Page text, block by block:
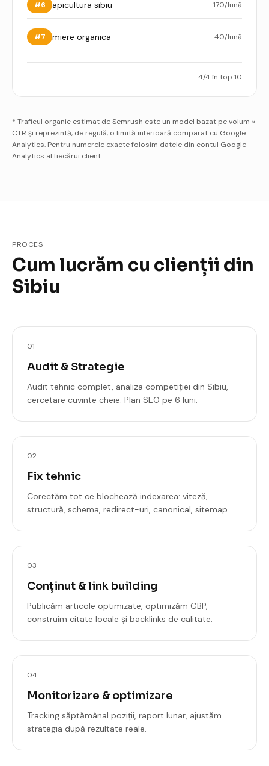
#6 apicultura sibiu 170/lună
#7 miere organica 40/lună
4/4în top 10
* Traficul organic estimat de Semrush este un model bazat pe volum ×
CTR și reprezintă, de regulă, o limită inferioară comparat cu Google
Analytics. Pentru numerele exacte folosim datele din contul Google
Analytics al fiecărui client.
PROCES
Cum lucrăm cu clienții din
Sibiu
01
Audit & Strategie
Audit tehnic complet, analiza competiției din Sibiu,
cercetare cuvinte cheie. Plan SEO pe 6 luni.
02
Fix tehnic
Corectăm tot ce blochează indexarea: viteză,
structură, schema, redirect-uri, canonical, sitemap.
03
Conținut & link building
Publicăm articole optimizate, optimizăm GBP,
construim citate locale și backlinks de calitate.
04
Monitorizare & optimizare
Tracking săptămânal poziții, raport lunar, ajustăm
strategia după rezultate reale.